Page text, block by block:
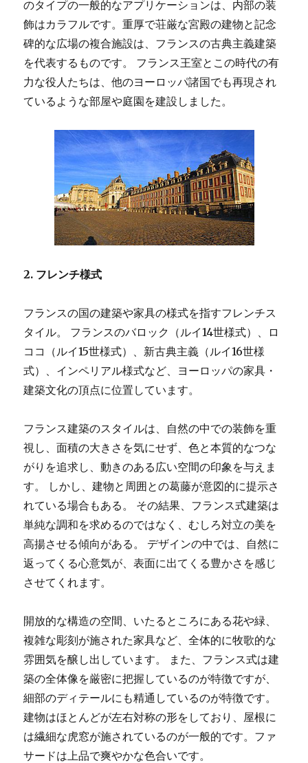
のタイプの一般的なアプリケーションは、内部の装
飾はカラフルです。重厚で荘厳な宮殿の建物と記念
碑的な広場の複合施設は、フランスの古典主義建築
を代表するものです。 フランス王室とこの時代の有
力な役人たちは、他のヨーロッパ諸国でも再現され
ているような部屋や庭園を建設しました。
2. フレンチ様式
フランスの国の建築や家具の様式を指すフレンチス
タイル。 フランスのバロック（ルイ14世様式）、ロ
ココ（ルイ15世様式）、新古典主義（ルイ16世様
式）、インペリアル様式など、ヨーロッパの家具・
建築文化の頂点に位置しています。
フランス建築のスタイルは、自然の中での装飾を重
視し、面積の大きさを気にせず、色と本質的なつな
がりを追求し、動きのある広い空間の印象を与えま
す。 しかし、建物と周囲との葛藤が意図的に提示さ
れている場合もある。 その結果、フランス式建築は
単純な調和を求めるのではなく、むしろ対立の美を
高揚させる傾向がある。 デザインの中では、自然に
返ってくる心意気が、表面に出てくる豊かさを感じ
させてくれます。
開放的な構造の空間、いたるところにある花や緑、
複雑な彫刻が施された家具など、全体的に牧歌的な
雰囲気を醸し出しています。 また、フランス式は建
築の全体像を厳密に把握しているのが特徴ですが、
細部のディテールにも精通しているのが特徴です。
建物はほとんどが左右対称の形をしており、屋根に
は繊細な虎窓が施されているのが一般的です。ファ
サードは上品で爽やかな色合いです。